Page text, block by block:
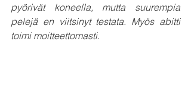
pyörivät koneella, mutta suurempia
pelejä en viitsinyt testata. Myös abitti
toimi moitteettomasti.